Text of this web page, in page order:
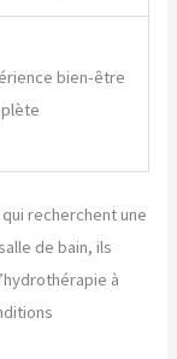
bien-être
recherchent une
de bain, ils
à